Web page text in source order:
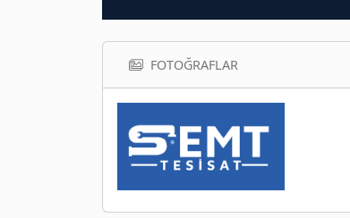
FOTOĞRAFLAR